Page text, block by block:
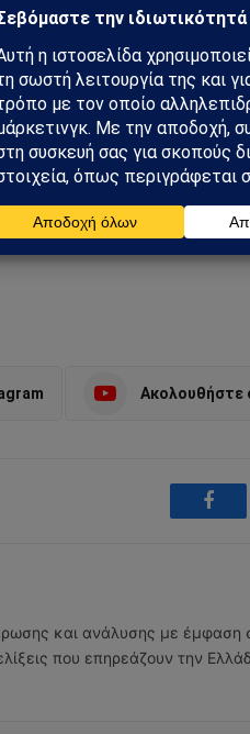
Sahiel στο Google
για να λαμβάνεις πρώτος
και αναλύσεις.
as a preferred source
Ακολουθήστε
και ανάλυσης με έμφαση
που επηρεάζουν την